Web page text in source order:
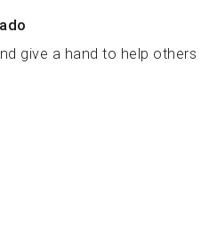
give a hand to help others